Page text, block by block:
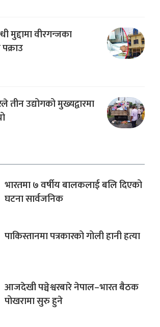
मुद्दामा वीरगन्जका
तीन उद्योगको मुख्यद्वारमा
भारतमा ७ वर्षीय बालकलाई बलि दिएको
घटना सार्वजनिक
पाकिस्तानमा पत्रकारको गोली हानी हत्या
आजदेखी पञ्चेश्वरबारे नेपाल–भारत बैठक
पोखरामा सुरु हुने